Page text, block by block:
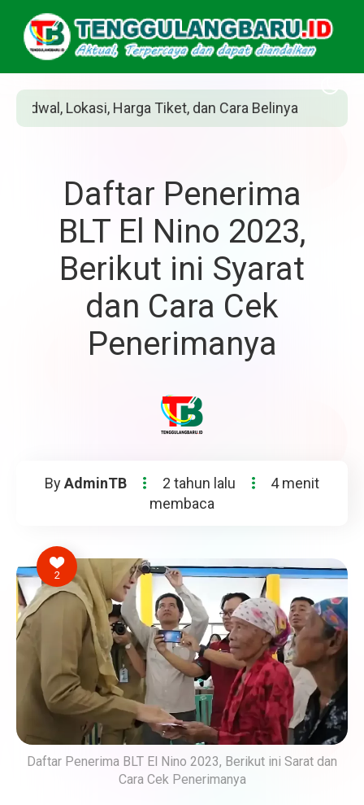
dan Cara Belinya Siapakah Jean Grey?
Daftar Penerima
BLT El Nino 2023,
Berikut ini Syarat
dan Cara Cek
Penerimanya
ByAdminTB 2 tahun lalu
4 menit
membaca
2
Daftar Penerima BLT El Nino 2023, Berikut ini Sarat dan
Cara Cek Penerimanya